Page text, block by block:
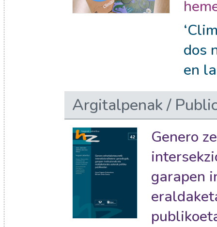
dos
en
Argitalpenak /
Genero
garapen